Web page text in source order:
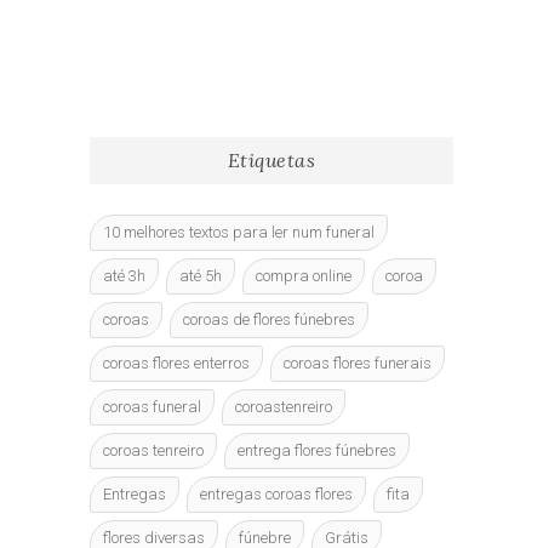
be
on
the
product
page
product
page
Etiquetas
10 melhores textos para ler num funeral
até 3h até 5h compra online coroa
coroas coroas de flores fúnebres
coroas flores enterros coroas flores funerais
coroas funeral coroastenreiro
coroas tenreiro entrega flores fúnebres
Entregas entregas coroas flores fita
flores diversas fúnebre Grátis